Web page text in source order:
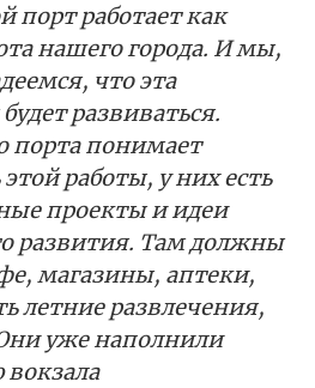
порт работает как
нашего города. И мы,
что эта
развиваться.
порта понимает
работы, у них есть
проекты и идеи
развития. Там должны
магазины, аптеки,
летние развлечения,
уже наполнили